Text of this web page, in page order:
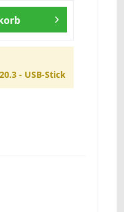
- USB-Stick